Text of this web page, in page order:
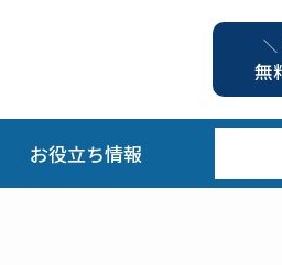
＼
無
お役立ち情報